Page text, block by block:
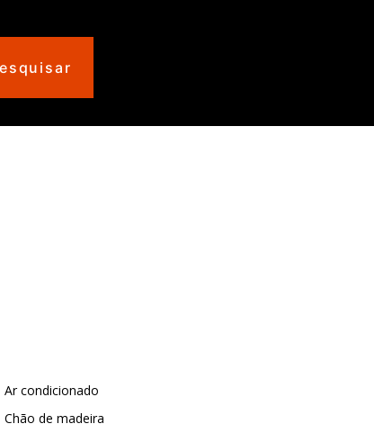
Ar condicionado
Chão de madeira